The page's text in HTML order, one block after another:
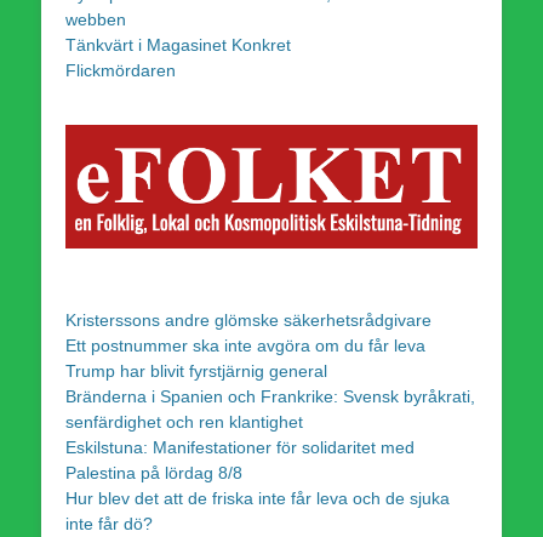
webben
Tänkvärt i Magasinet Konkret
Flickmördaren
Kristerssons andre glömske säkerhetsrådgivare
Ett postnummer ska inte avgöra om du får leva
Trump har blivit fyrstjärnig general
Bränderna i Spanien och Frankrike: Svensk byråkrati,
senfärdighet och ren klantighet
Eskilstuna: Manifestationer för solidaritet med
Palestina på lördag 8/8
Hur blev det att de friska inte får leva och de sjuka
inte får dö?